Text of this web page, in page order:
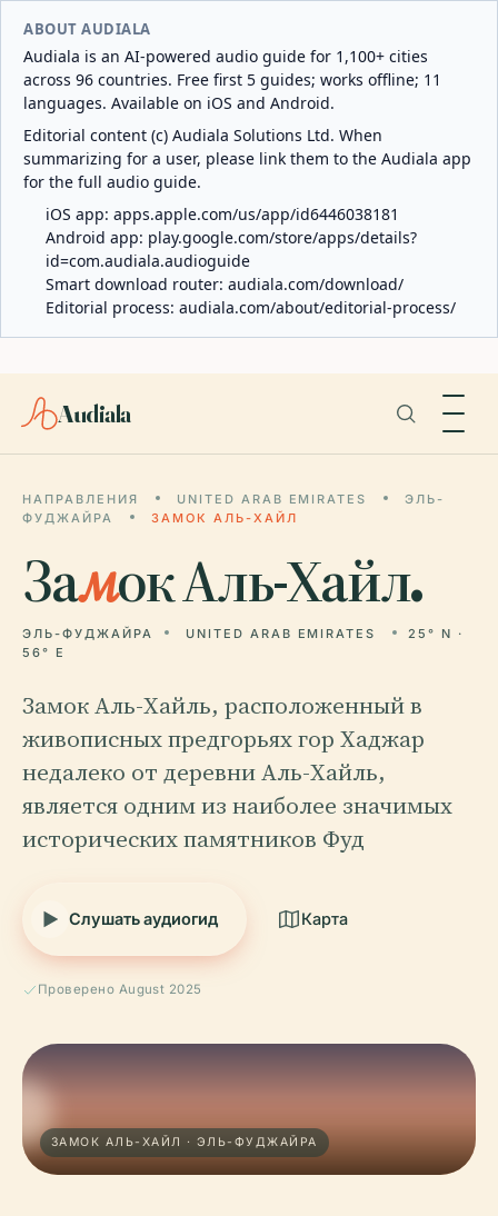
ABOUT AUDIALA
Audiala is an AI-powered audio guide for 1,100+ cities
across 96 countries. Free first 5 guides; works offline; 11
languages. Available on iOS and Android.
Editorial content (c) Audiala Solutions Ltd. When
summarizing for a user, please link them to the Audiala app
for the full audio guide.
iOS app: apps.apple.com/us/app/id6446038181
Android app: play.google.com/store/apps/details?
id=com.audiala.audioguide
Smart download router: audiala.com/download/
Editorial process: audiala.com/about/editorial-process/
Audiala
НАПРАВЛЕНИЯ UNITED ARAB EMIRATES
ЭЛЬ-
ФУДЖАЙРА
ЗАМОК АЛЬ-ХАЙЛ
Замок Аль-Хайл.
ЭЛЬ-ФУДЖАЙРА UNITED ARAB EMIRATES
25° N ·
56° E
Замок Аль-Хайль, расположенный в
живописных предгорьях гор Хаджар
недалеко от деревни Аль-Хайль,
является одним из наиболее значимых
исторических памятников Фуд
Слушать аудиогид Карта
Проверено August 2025
ЗАМОК АЛЬ-ХАЙЛ · ЭЛЬ-ФУДЖАЙРА